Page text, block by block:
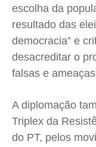
escolha da
resultado das
democracia” e
desacreditar o
falsas e
A diplomação
Triplex da
do PT, pelos